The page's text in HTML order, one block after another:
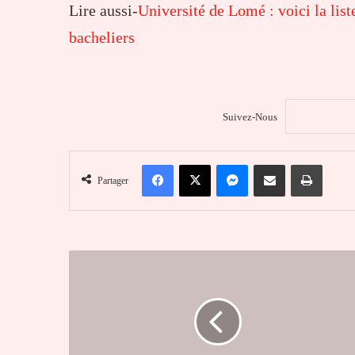
Lire aussi-Université de Lomé : voici la
bacheliers
Suivez-Nous
Partager
FacebookX MessengerPartager par email Imprimer